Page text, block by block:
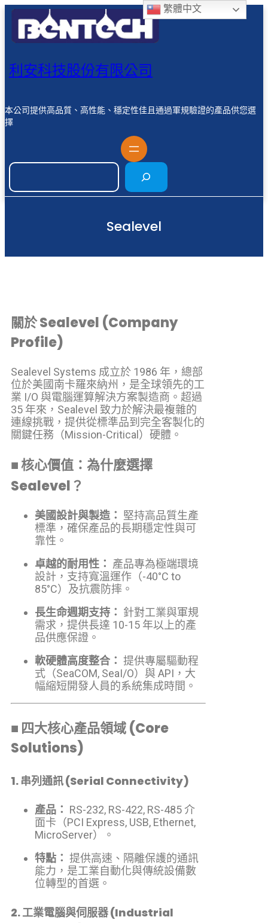
利安科技股份有限公司
本公司提供高品質、高性能、穩定性佳且通過軍規驗證的產品供您選
擇
Sealevel
關於 Sealevel (Company
Profile)
Sealevel Systems 成立於 1986 年，總部
位於美國南卡羅來納州，是全球領先的工
業 I/O 與電腦運算解決方案製造商。超過
35 年來，Sealevel 致力於解決最複雜的
連線挑戰，提供從標準品到完全客製化的
關鍵任務（Mission-Critical）硬體。
■ 核心價值：為什麼選擇
Sealevel？
美國設計與製造： 堅持高品質生產
標準，確保產品的長期穩定性與可
靠性。
卓越的耐用性： 產品專為極端環境
設計，支持寬溫運作（-40°C to
85°C）及抗震防摔。
長生命週期支持： 針對工業與軍規
需求，提供長達 10-15 年以上的產
品供應保證。
軟硬體高度整合： 提供專屬驅動程
式（SeaCOM, SeaI/O）與 API，大
幅縮短開發人員的系統集成時間。
■ 四大核心產品領域 (Core
Solutions)
1. 串列通訊 (Serial Connectivity)
產品： RS-232, RS-422, RS-485 介
面卡（PCI Express, USB, Ethernet,
MicroServer）。
特點： 提供高速、隔離保護的通訊
能力，是工業自動化與傳統設備數
位轉型的首選。
2. 工業電腦與伺服器 (Industrial
繁體中文